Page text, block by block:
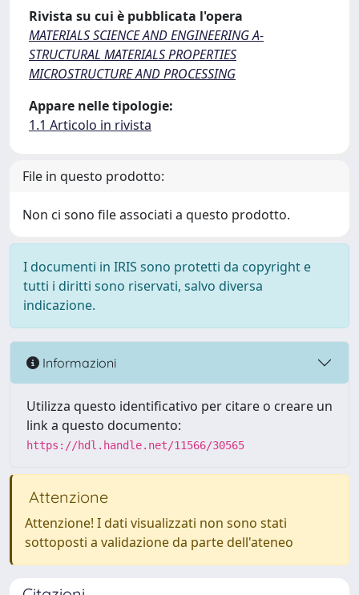
Rivista su cui è pubblicata l'opera
MATERIALS SCIENCE AND ENGINEERING A-
STRUCTURAL MATERIALS PROPERTIES
MICROSTRUCTURE AND PROCESSING
Appare nelle tipologie:
1.1 Articolo in rivista
File in questo prodotto:
Non ci sono file associati a questo prodotto.
I documenti in IRIS sono protetti da copyright e
tutti i diritti sono riservati, salvo diversa
indicazione.
Informazioni
Utilizza questo identificativo per citare o creare un
link a questo documento:
https://hdl.handle.net/11566/30565
Attenzione
Attenzione! I dati visualizzati non sono stati
sottoposti a validazione da parte dell'ateneo